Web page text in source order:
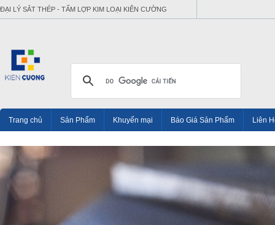
ĐẠI LÝ SẮT THÉP - TẤM LỢP KIM LOẠI KIÊN CƯỜNG
Trang chủ Sản Phẩm Khuyến mại Báo Giá Sản Phẩm Liên